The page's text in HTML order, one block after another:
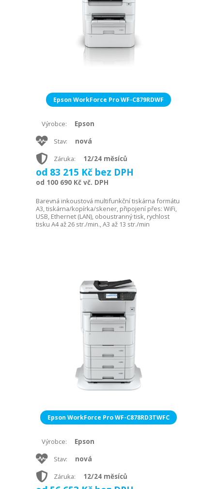
Epson WorkForce Pro WF-C879RDWF
Výrobce: Epson
Stav: nová
Záruka: 12/24 měsíců
od 83 215 Kč bez DPH
od 100 690 Kč vč. DPH
Barevná inkoustová multifunkční tiskárna formátu
A3, tiskárna/kopírka/skener, připojení přes: WiFi,
USB, Ethernet (LAN), oboustranný tisk, rychlost
tisku A4 až 26 str./min., A3 až 13 str./min
Epson WorkForce Pro WF-C878RD3TWFC
Výrobce: Epson
Stav: nová
Záruka: 12/24 měsíců